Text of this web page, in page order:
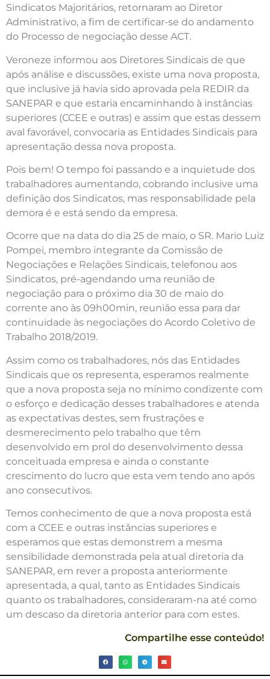
Sindicatos Majoritários, retornaram ao Diretor
Administrativo, a fim de certificar-se do andamento
do Processo de negociação desse ACT.
Veroneze informou aos Diretores Sindicais de que
após análise e discussões, existe uma nova proposta,
que inclusive já havia sido aprovada pela REDIR da
SANEPAR e que estaria encaminhando à instâncias
superiores (CCEE e outras) e assim que estas dessem
aval favorável, convocaria as Entidades Sindicais para
apresentação dessa nova proposta.
Pois bem! O tempo foi passando e a inquietude dos
trabalhadores aumentando, cobrando inclusive uma
definição dos Sindicatos, mas responsabilidade pela
demora é e está sendo da empresa.
Ocorre que na data do dia 25 de maio, o SR. Mario Luiz
Pompei, membro integrante da Comissão de
Negociações e Relações Sindicais, telefonou aos
Sindicatos, pré-agendando uma reunião de
negociação para o próximo dia 30 de maio do
corrente ano às 09h00min, reunião essa para dar
continuidade às negociações do Acordo Coletivo de
Trabalho 2018/2019.
Assim como os trabalhadores, nós das Entidades
Sindicais que os representa, esperamos realmente
que a nova proposta seja no mínimo condizente com
o esforço e dedicação desses trabalhadores e atenda
as expectativas destes, sem frustrações e
desmerecimento pelo trabalho que têm
desenvolvido em prol do desenvolvimento dessa
conceituada empresa e ainda o constante
crescimento do lucro que esta vem tendo ano após
ano consecutivos.
Temos conhecimento de que a nova proposta está
com a CCEE e outras instâncias superiores e
esperamos que estas demonstrem a mesma
sensibilidade demonstrada pela atual diretoria da
SANEPAR, em rever a proposta anteriormente
apresentada, a qual, tanto as Entidades Sindicais
quanto os trabalhadores, consideraram-na até como
um descaso da diretoria anterior para com estes.
Compartilhe esse conteúdo!